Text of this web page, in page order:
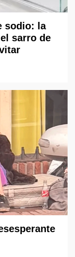
sodio: la
sarro de